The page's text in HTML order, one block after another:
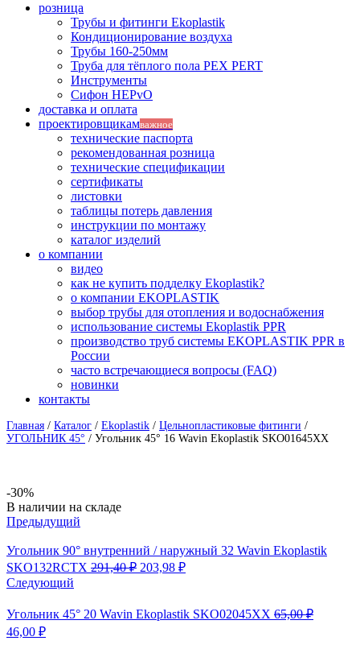
розница
Трубы и фитинги Ekoplastik
Кондиционирование воздуха
Трубы 160-250мм
Труба для тёплого пола PEX PERT
Инструменты
Сифон HEPvO
доставка и оплата
проектировщикамважное
технические паспорта
рекомендованная розница
технические спецификации
сертификаты
листовки
таблицы потерь давления
инструкции по монтажу
каталог изделий
о компании
видео
как не купить подделку Ekoplastik?
о компании EKOPLASTIK
выбор трубы для отопления и водоснабжения
использование системы Ekoplastik PPR
производство труб системы EKOPLASTIK PPR в
России
часто встречающиеся вопросы (FAQ)
новинки
контакты
Главная / Каталог / Ekoplastik / Цельнопластиковые фитинги /
УГОЛЬНИК 45° / Угольник 45° 16 Wavin Ekoplastik SKO01645XX
-30%
Availability:
В наличии на складе
Предыдущий
Угольник 90° внутренний / наружный 32 Wavin Ekoplastik
SKO132RCTX 291,40₽ Первоначальная
291,40 ₽.
203,98 ₽Текущая
Следующий
Угольник 45° 20 Wavin Ekoplastik SKO02045XX 65,00₽
Первоначальная
46,00 ₽Текущая